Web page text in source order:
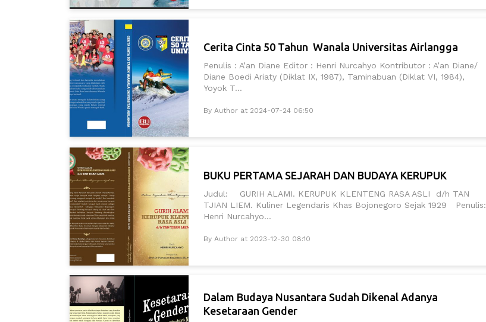
Cerita Cinta 50 Tahun Wanala Universitas Airlangga
Penulis : A’an Diane Editor : Henri Nurcahyo Kontributor : A’an Diane/
Diane Boedi Ariaty (Diklat IX, 1987), Taminabuan (Diklat VI, 1984),
Yoyok T...
By Author at 2024-07-24 06:50
BUKU PERTAMA SEJARAH DAN BUDAYA KERUPUK
Judul: GURIH ALAMI. KERUPUK KLENTENG RASA ASLI d/h TAN
TJIAN LIEM. Kuliner Legendaris Khas Bojonegoro Sejak 1929 Penulis:
Henri Nurcahyo...
By Author at 2023-12-30 08:10
Dalam Budaya Nusantara Sudah Dikenal Adanya
Kesetaraan Gender